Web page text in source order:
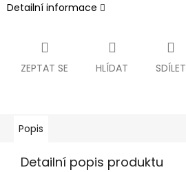
Detailní informace
ZEPTAT SE HLÍDAT SDÍLET
Popis
Detailní popis produktu